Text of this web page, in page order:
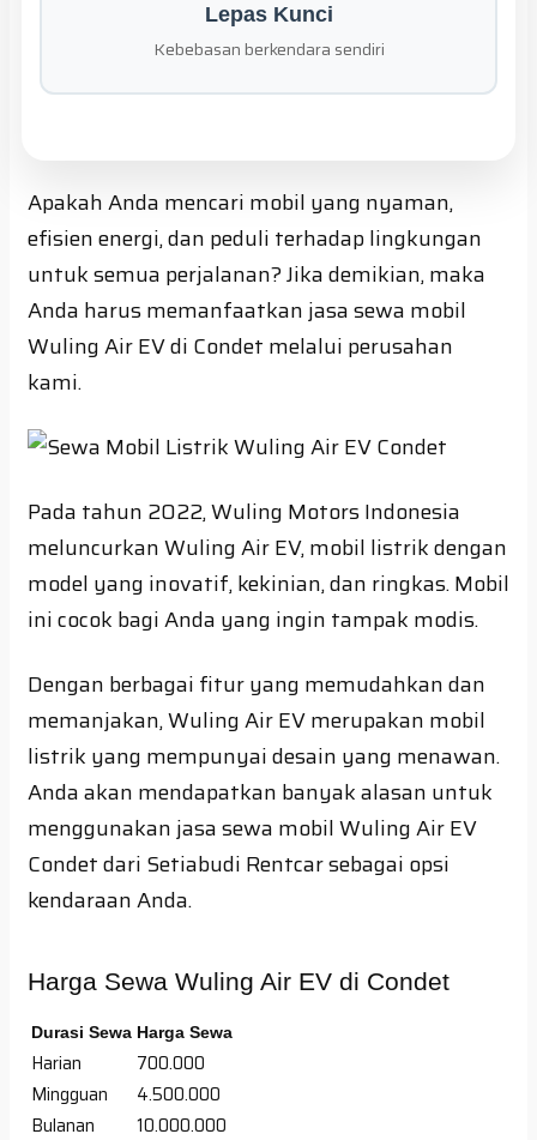
Lepas Kunci
Kebebasan berkendara sendiri
Apakah Anda mencari mobil yang nyaman,
efisien energi, dan peduli terhadap lingkungan
untuk semua perjalanan? Jika demikian, maka
Anda harus memanfaatkan jasa sewa mobil
Wuling Air EV di Condet melalui perusahan
kami.
Pada tahun 2022, Wuling Motors Indonesia
meluncurkan Wuling Air EV, mobil listrik dengan
model yang inovatif, kekinian, dan ringkas. Mobil
ini cocok bagi Anda yang ingin tampak modis.
Dengan berbagai fitur yang memudahkan dan
memanjakan, Wuling Air EV merupakan mobil
listrik yang mempunyai desain yang menawan.
Anda akan mendapatkan banyak alasan untuk
menggunakan jasa sewa mobil Wuling Air EV
Condet dari Setiabudi Rentcar sebagai opsi
kendaraan Anda.
Harga Sewa Wuling Air EV di Condet
Durasi Sewa Harga Sewa
Harian
700.000
Mingguan
4.500.000
Bulanan
10.000.000